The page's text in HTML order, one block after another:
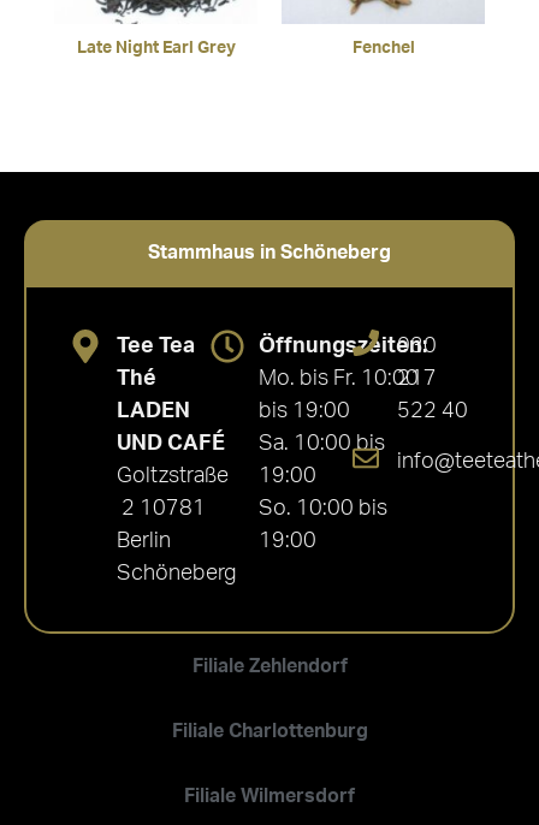
Late Night Earl Grey Fenchel
Stammhaus in Schöneberg
Filiale Zehlendorf
Filiale Charlottenburg
Filiale Wilmersdorf
Tee Tea
Thé
LADEN
UND CAFÉ
Goltzstraße
2 10781
Berlin
Schöneberg
Öffnungszeiten:
Mo. bis Fr. 10:00
bis 19:00
Sa. 10:00 bis
19:00
So. 10:00 bis
19:00
030
217
522 40